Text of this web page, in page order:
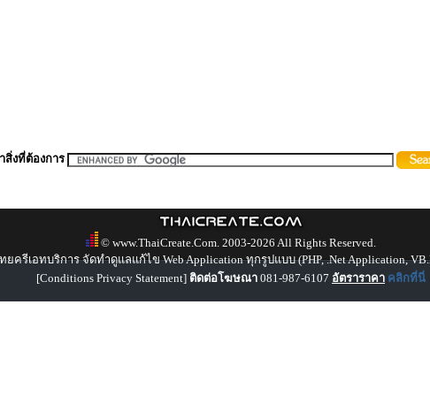
สิ่งที่ต้องการ
© www.ThaiCreate.Com. 2003-2026 All Rights Reserved.
ยครีเอทบริการ จัดทำดูแลแก้ไข Web Application ทุกรูปแบบ (PHP, .Net Application,
[Conditions Privacy Statement] ติดต่อโฆษณา 081-987-6107 อัตราราคา คลิกที่นี่